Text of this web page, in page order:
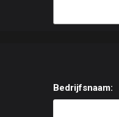
Bedrijfsnaam: